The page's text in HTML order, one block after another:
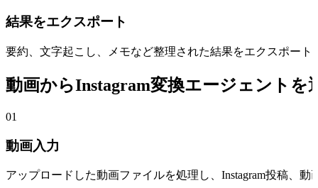
結果をエクスポート
要約、文字起こし、メモなど整理された結果をエクスポー
動画からInstagram変換エージェントを
01
動画入力
アップロードした動画ファイルを処理し、Instagram投稿、